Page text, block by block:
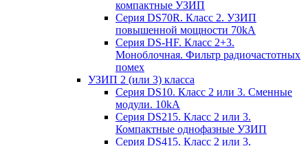
компактные УЗИП
Серия DS70R. Класс 2. УЗИП
повышенной мощности 70kA
Серия DS-HF. Класс 2+3.
Моноблочная. Фильтр радиочастотных
помех
УЗИП 2 (или 3) класса
Серия DS10. Класс 2 или 3. Сменные
модули. 10kA
Серия DS215. Класс 2 или 3.
Компактные однофазные УЗИП
Серия DS415. Класс 2 или 3.